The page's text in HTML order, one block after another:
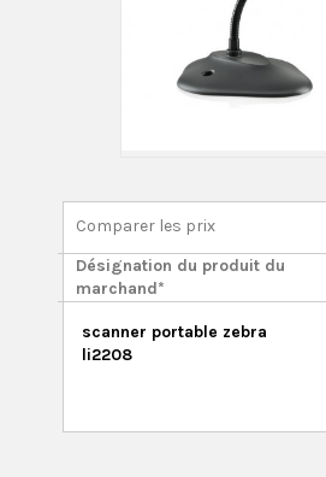
Comparer les prix
Désignation du produit du
marchand*
scanner portable zebra
li2208